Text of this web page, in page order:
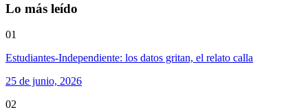
Lo más leído
01
Estudiantes-Independiente: los datos gritan, el relato calla
25 de junio, 2026
02